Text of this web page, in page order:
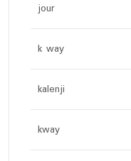
jour
k way
kalenji
kway